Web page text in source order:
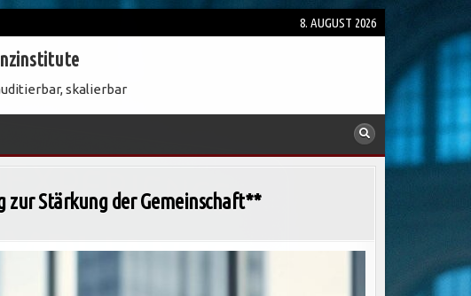
8. AUGUST 2026
skalierbar
zur Stärkung der Gemeinschaft**